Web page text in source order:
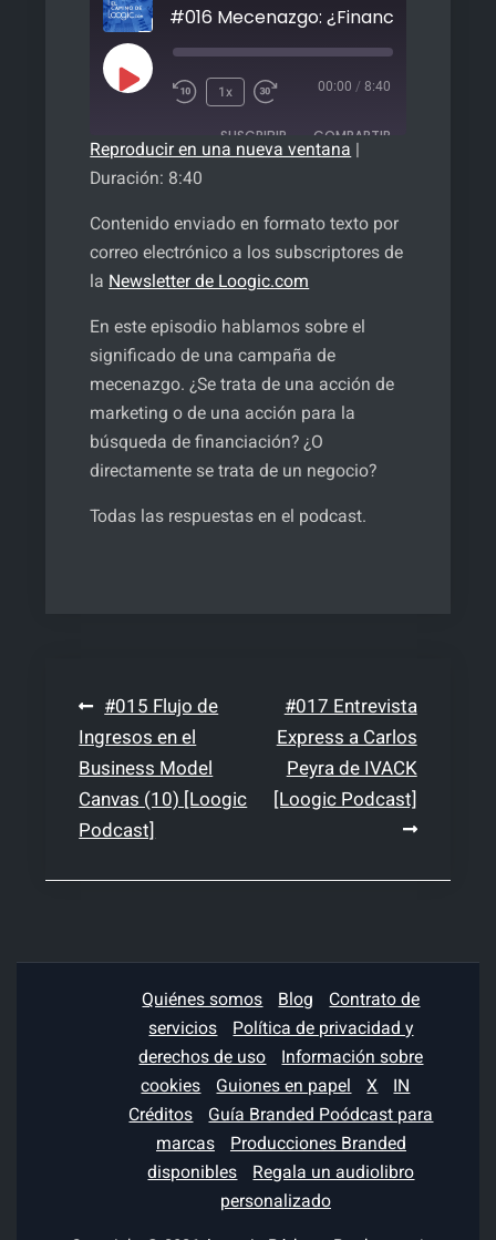
Reproducir
1x 00:00 / 8:40
SUSCRIBIR COMPARTIR
COMPARTIR
ENLACE
INCRUSTAR
Reproducir en una nueva ventana|
Duración: 8:40
Contenido enviado en formato texto por
correo electrónico a los subscriptores de
laNewsletter de Loogic.com
En este episodio hablamos sobre el
significado de una campaña de
mecenazgo. ¿Se trata de una acción de
marketing o de una acción para la
búsqueda de financiación? ¿O
directamente se trata de un negocio?
Todas las respuestas en el podcast.
Navegación
de
entradas
#015 Flujo de
Ingresos en el
Business Model
Canvas (10) [Loogic
Podcast]
#017 Entrevista
Express a Carlos
Peyra de IVACK
[Loogic Podcast]
Quiénes somos Blog
Contrato de
servicios
Política de privacidad y
derechos de uso
Información sobre
cookies
Guiones en papel X
IN
Créditos
Guía Branded Poódcast para
marcas
Producciones Branded
disponibles
Regala un audiolibro
personalizado